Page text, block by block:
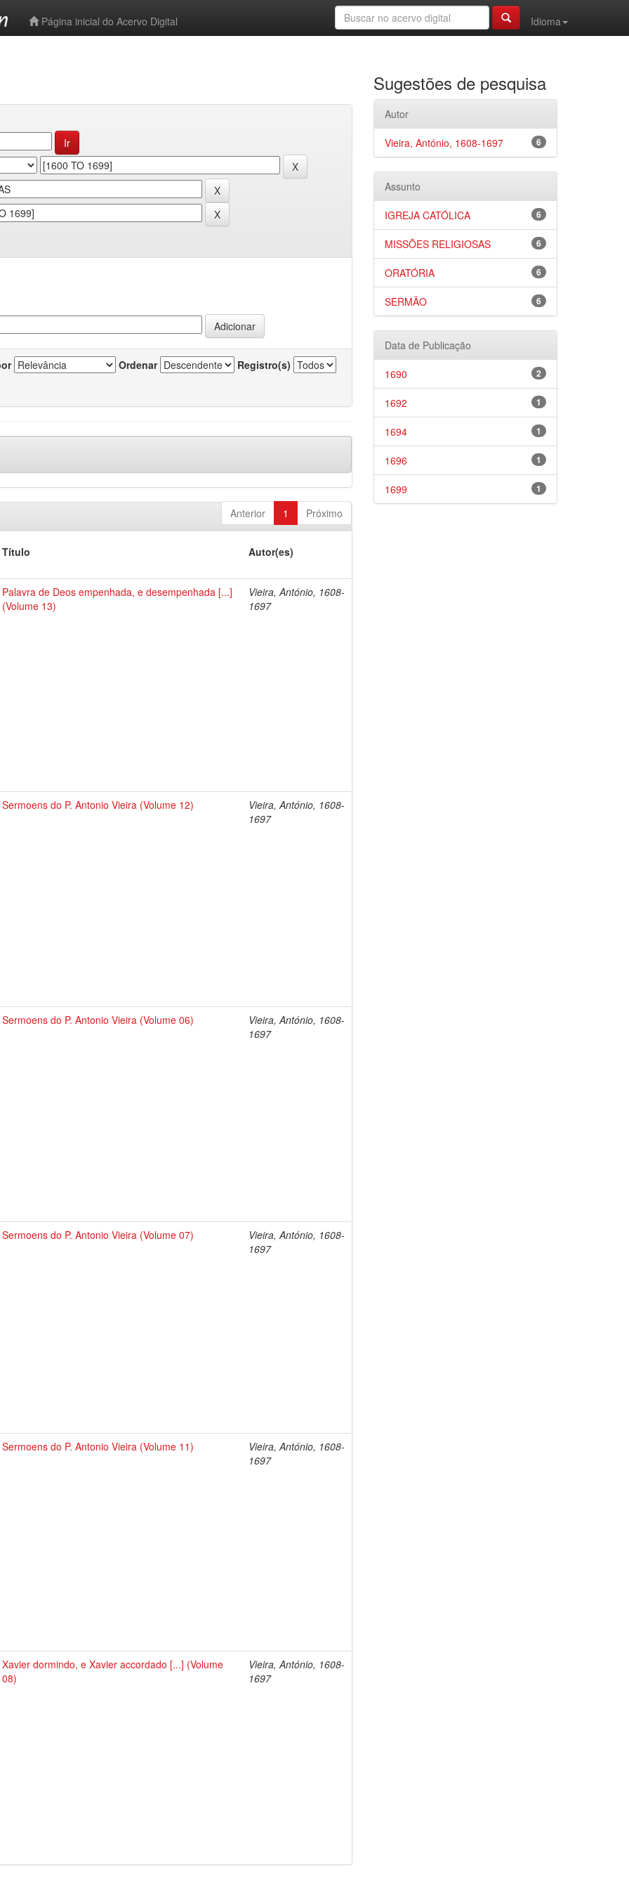
Página inicial do Acervo Digital
Idioma
Ordenar Registro(s)
Anterior 1 Próximo
Título Autor(es)
Palavra de Deos empenhada, e desempenhada [...]
(Volume 13)
Vieira, António, 1608-
1697
Sermoens do P. Antonio Vieira (Volume 12)
Vieira, António, 1608-
1697
Sermoens do P. Antonio Vieira (Volume 06)
Vieira, António, 1608-
1697
Sermoens do P. Antonio Vieira (Volume 07)
Vieira, António, 1608-
1697
Sermoens do P. Antonio Vieira (Volume 11)
Vieira, António, 1608-
1697
Xavier dormindo, e Xavier accordado [...] (Volume
08)
Vieira, António, 1608-
1697
Sugestões de pesquisa
Autor
6
Vieira, António, 1608-1697
Assunto
6
IGREJA CATÓLICA
6
MISSÕES RELIGIOSAS
6
ORATÓRIA
6
SERMÃO
Data de Publicação
2
1690
1
1692
1
1694
1
1696
1
1699